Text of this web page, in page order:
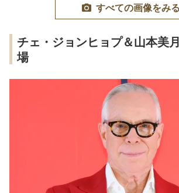
すべての画像をみる
チェ・ジョンヒョプ＆山本美
場